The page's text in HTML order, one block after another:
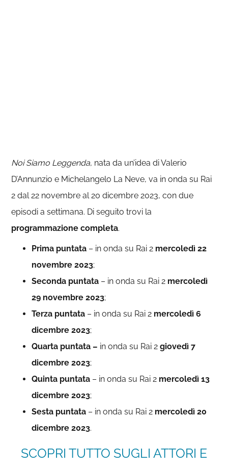
Noi Siamo Leggenda, nata da un’idea di Valerio
D’Annunzio e Michelangelo La Neve, va in onda su Rai
2 dal 22 novembre al 20 dicembre 2023, con due
episodi a settimana. Di seguito trovi la
programmazione completa.
Prima puntata – in onda su Rai 2 mercoledì 22
novembre 2023;
Seconda puntata – in onda su Rai 2 mercoledì
29 novembre 2023;
Terza puntata – in onda su Rai 2 mercoledì 6
dicembre 2023;
Quarta puntata – in onda su Rai 2giovedì 7
dicembre 2023;
Quinta puntata – in onda su Rai 2 mercoledì 13
dicembre 2023;
Sesta puntata – in onda su Rai 2 mercoledì 20
dicembre 2023.
SCOPRI TUTTO SUGLI ATTORI E